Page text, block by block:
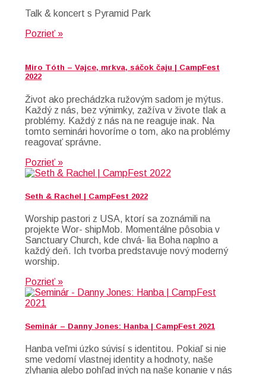
Talk & koncert s Pyramid Park
Pozrieť »
Miro Tóth – Vajce, mrkva, sáčok čaju | CampFest
2022
Život ako prechádzka ružovým sadom je mýtus.
Každý z nás, bez výnimky, zažíva v živote tlak a
problémy. Každý z nás na ne reaguje inak. Na
tomto seminári hovoríme o tom, ako na problémy
reagovať správne.
Pozrieť »
Seth & Rachel | CampFest 2022
Worship pastori z USA, ktorí sa zoznámili na
projekte Wor- shipMob. Momentálne pôsobia v
Sanctuary Church, kde chvá- lia Boha naplno a
každý deň. Ich tvorba predstavuje nový moderný
worship.
Pozrieť »
Seminár – Danny Jones: Hanba | CampFest 2021
Hanba veľmi úzko súvisí s identitou. Pokiaľ si nie
sme vedomí vlastnej identity a hodnoty, naše
zlyhania alebo pohľad iných na naše konanie v nás